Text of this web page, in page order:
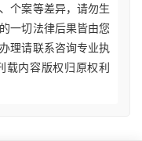
个案等差异，请勿生
一切法律后果皆由您
理请联系咨询专业执
载内容版权归原权利